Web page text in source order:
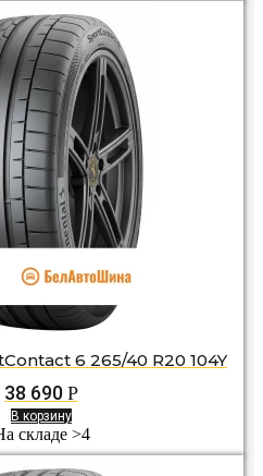
6 265/40 R20 104Y
38 690 Р
В корзину
складе >4